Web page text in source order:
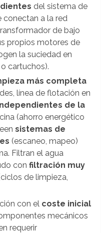
del sistema de
conectan a la red
de bajo
propios motores de
la suciedad en
cartuchos).
más completa
línea de flotación en
de la
(ahorro energético
sistemas de
(escaneo, mapeo)
Filtran el agua
con filtración muy
de limpieza,
con el coste inicial
mecánicos
requerir